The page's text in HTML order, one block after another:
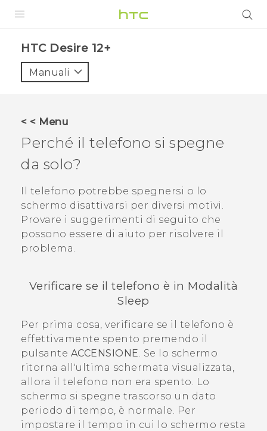
VIVE
VIVERSE
ASSISTENZA
Accessori e dispositivi HTC
HTC Desire 12+‎
Manuali
< < Menu
Perché il telefono si spegne
da solo?
Il telefono potrebbe spegnersi o lo
schermo disattivarsi per diversi motivi.
Provare i suggerimenti di seguito che
possono essere di aiuto per risolvere il
problema.
Verificare se il telefono è in Modalità
Sleep
Per prima cosa, verificare se il telefono è
effettivamente spento premendo il
pulsante ACCENSIONE . Se lo schermo
ritorna all'ultima schermata visualizzata,
allora il telefono non era spento. Lo
schermo si spegne trascorso un dato
periodo di tempo, è normale. Per
impostare il tempo in cui lo schermo resta